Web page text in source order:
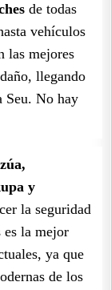
de todas
vehículos
las mejores
llegando
Seu. No hay
y
la seguridad
es la mejor
ya que
de los